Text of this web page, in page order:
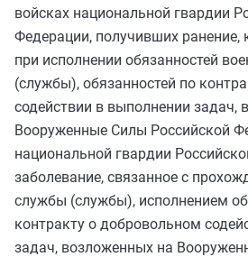
войсках национальной гвардии
Федерации, получивших ранение,
при исполнении обязанностей
(службы), обязанностей по
содействии в выполнении задач,
Вооруженные Силы Российской
национальной гвардии
заболевание, связанное с
службы (службы), исполнением
контракту о добровольном
задач, возложенных на